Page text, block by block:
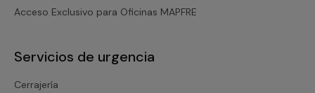
Acceso Exclusivo para Oficinas MAPFRE
Servicios de urgencia
Cerrajería